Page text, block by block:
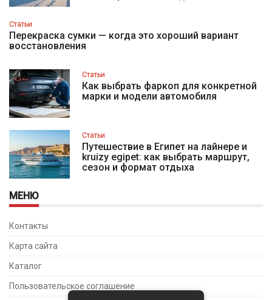
Статьи
Перекраска сумки — когда это хороший вариант
восстановления
Статьи
Как выбрать фаркоп для конкретной
марки и модели автомобиля
Статьи
Путешествие в Египет на лайнере и
kruizy egipet: как выбрать маршрут,
сезон и формат отдыха
МЕНЮ
Контакты
Карта сайта
Каталог
Пользовательское соглашение